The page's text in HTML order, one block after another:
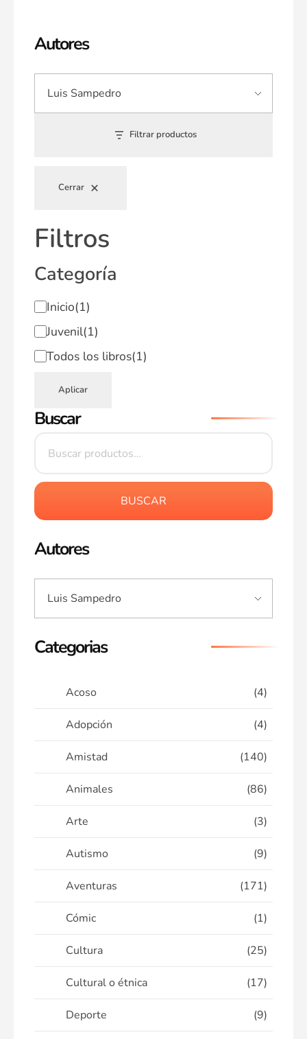
Autores
Filtrar productos
Cerrar
Filtros
Categoría
Inicio(1)
Juvenil(1)
Todos los libros(1)
Aplicar
Buscar
BUSCAR
Autores
Categorias
Acoso (4)
Adopción (4)
Amistad (140)
Animales (86)
Arte (3)
Autismo (9)
Aventuras (171)
Cómic (1)
Cultura (25)
Cultural o étnica (17)
Deporte (9)